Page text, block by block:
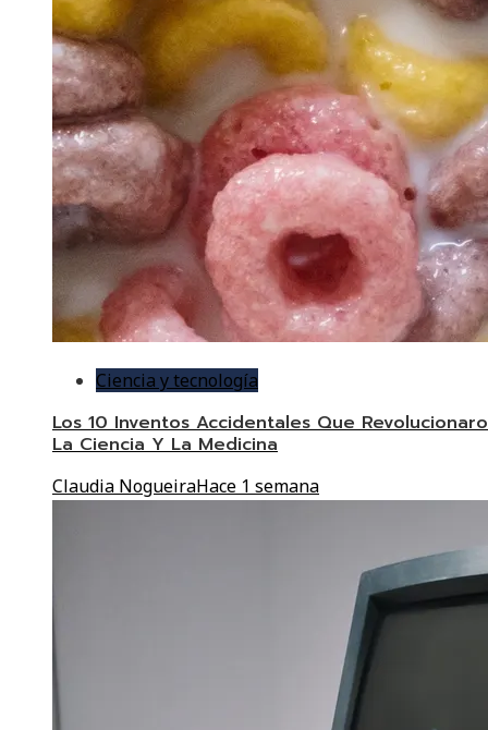
Ciencia y tecnología
Los 10 Inventos Accidentales Que
La Ciencia Y La Medicina
Claudia NogueiraHace 1 semana